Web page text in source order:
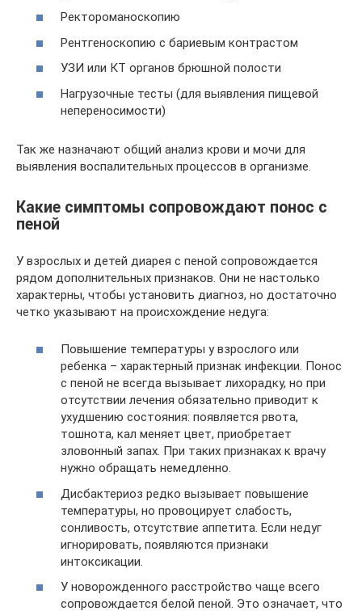
Ректороманоскопию
Рентгеноскопию с бариевым контрастом
УЗИ или КТ органов брюшной полости
Нагрузочные тесты (для выявления пищевой
непереносимости)
Так же назначают общий анализ крови и мочи для
выявления воспалительных процессов в организме.
Какие симптомы сопровождают понос с
пеной
У взрослых и детей диарея с пеной сопровождается
рядом дополнительных признаков. Они не настолько
характерны, чтобы установить диагноз, но достаточно
четко указывают на происхождение недуга:
Повышение температуры у взрослого или
ребенка – характерный признак инфекции. Понос
с пеной не всегда вызывает лихорадку, но при
отсутствии лечения обязательно приводит к
ухудшению состояния: появляется рвота,
тошнота, кал меняет цвет, приобретает
зловонный запах. При таких признаках к врачу
нужно обращать немедленно.
Дисбактериоз редко вызывает повышение
температуры, но провоцирует слабость,
сонливость, отсутствие аппетита. Если недуг
игнорировать, появляются признаки
интоксикации.
У новорожденного расстройство чаще всего
сопровождается белой пеной. Это означает, что